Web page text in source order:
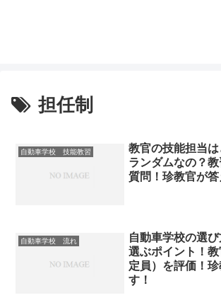
担任制
自動車学校 技能教習
教官の技能担当
ランダムなの？
質問！珍教官が答
自動車学校 流れ
自動車学校の選
選ぶポイント！
定員）を評価！
す！